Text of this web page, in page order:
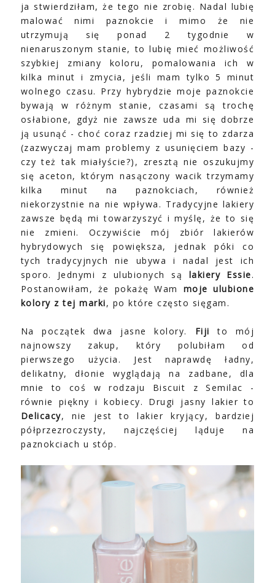
ja stwierdziłam, że tego nie zrobię. Nadal lubię
malować nimi paznokcie i mimo że nie
utrzymują się ponad 2 tygodnie w
nienaruszonym stanie, to lubię mieć możliwość
szybkiej zmiany koloru, pomalowania ich w
kilka minut i zmycia, jeśli mam tylko 5 minut
wolnego czasu. Przy hybrydzie moje paznokcie
bywają w różnym stanie, czasami są trochę
osłabione, gdyż nie zawsze uda mi się dobrze
ją usunąć - choć coraz rzadziej mi się to zdarza
(zazwyczaj mam problemy z usunięciem bazy -
czy też tak miałyście?), zresztą nie oszukujmy
się aceton, którym nasączony wacik trzymamy
kilka minut na paznokciach, również
niekorzystnie na nie wpływa. Tradycyjne lakiery
zawsze będą mi towarzyszyć i myślę, że to się
nie zmieni. Oczywiście mój zbiór lakierów
hybrydowych się powiększa, jednak póki co
tych tradycyjnych nie ubywa i nadal jest ich
sporo. Jednymi z ulubionych są lakiery Essie.
Postanowiłam, że pokażę Wam moje ulubione
kolory z tej marki, po które często sięgam.
Na początek dwa jasne kolory. Fiji to mój
najnowszy zakup, który polubiłam od
pierwszego użycia. Jest naprawdę ładny,
delikatny, dłonie wyglądają na zadbane, dla
mnie to coś w rodzaju Biscuit z Semilac -
równie piękny i kobiecy. Drugi jasny lakier to
Delicacy, nie jest to lakier kryjący, bardziej
półprzezroczysty, najczęściej ląduje na
paznokciach u stóp.